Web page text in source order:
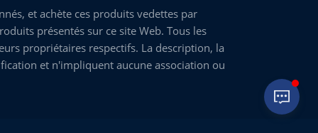
et achète ces produits vedettes par
présentés sur ce site Web. Tous les
propriétaires respectifs. La description, la
et n'impliquent aucune association ou